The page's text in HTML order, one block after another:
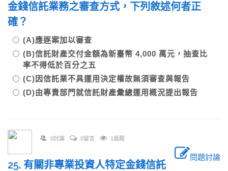
金錢信託業務之審查方式，下列敘述何者正
確？
(A)應逐案加以審查
(B)信託財產交付金額為新臺幣 4,000 萬元，抽查比
率不得低於百分之五
(C)因信託業不具運用決定權故無須審查與報告
(D)由專責部門就信託財產彙總運用概況提出報告
0討論 0留言 1追蹤
問題討論
25. 有關非專業投資人特定金錢信託